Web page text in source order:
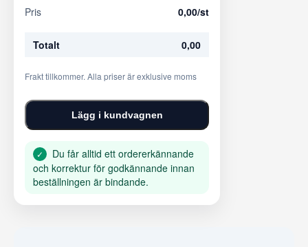
Pris 0,00/st
Totalt 0,00
Frakt tillkommer. Alla priser är exklusive moms
Lägg i kundvagnen
✓
Du får alltid ett ordererkännande
och korrektur för godkännande innan
beställningen är bindande.